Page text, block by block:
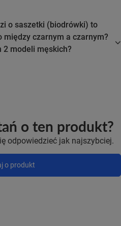
o saszetki (biodrówki) to
czarnym a czarnym?
2 modeli męskich?
o ten produkt?
odpowiedzieć jak najszybciej.
o produkt